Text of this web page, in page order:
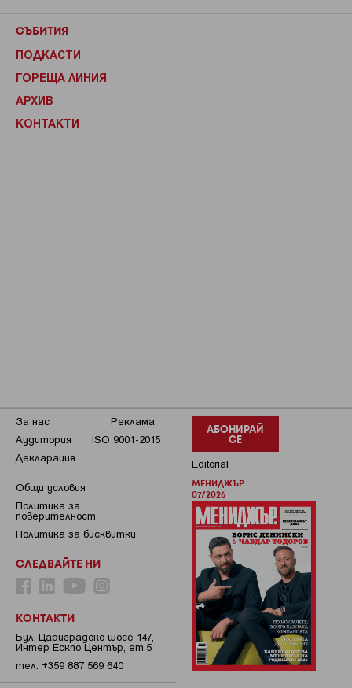
СЪБИТИЯ
ПОДКАСТИ
ГОРЕЩА ЛИНИЯ
АРХИВ
КОНТАКТИ
АБОНИРАЙ
СЕ
Editorial
МЕНИДЖЪР
07/2026
За нас
Реклама
Аудитория
ISO 9001-2015
Декларация
Общи условия
Пoлитикa зa
пoвepитeлнocт
Политика за бисквитки
СЛЕДВАЙТЕ НИ
КОНТАКТИ
Бул. Цариградско шосе 147,
Интер Ескпо Център, ет.5
тел: +359 887 569 640